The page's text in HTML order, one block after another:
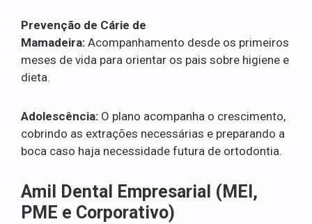
Prevenção de Cárie de
Mamadeira: Acompanhamento desde os primeiros
meses de vida para orientar os pais sobre higiene e
dieta.
Adolescência: O plano acompanha o crescimento,
cobrindo as extrações necessárias e preparando a
boca caso haja necessidade futura de ortodontia.
Amil Dental Empresarial (MEI,
PME e Corporativo)